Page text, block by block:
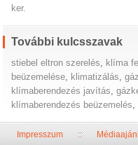
ker.
További kulcsszavak
stiebel eltron szerelés klíma
beüzemelése
klimatizálás ,
klímaberendezés javítás ,
klímaberendezés beüzemelés ,
Impresszum::